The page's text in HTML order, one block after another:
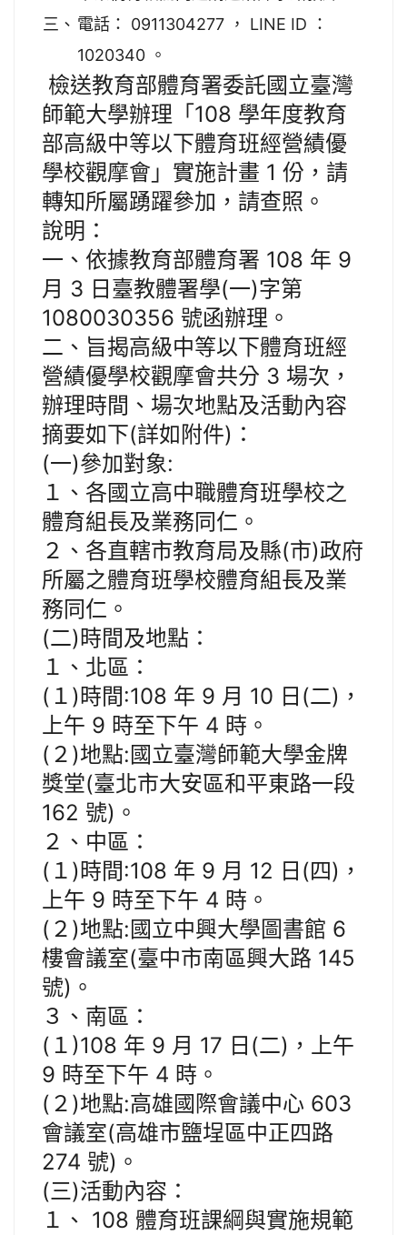
三、 電話： 0911304277 ， LINE ID ：
1020340 。
檢送教育部體育署委託國立臺灣
師範大學辦理「108 學年度教育
部高級中等以下體育班經營績優
學校觀摩會」實施計畫 1 份，請
轉知所屬踴躍參加，請查照。
說明：
一、依據教育部體育署 108 年 9
月 3 日臺教體署學(一)字第
1080030356 號函辦理。
二、旨揭高級中等以下體育班經
營績優學校觀摩會共分 3 場次，
辦理時間、場次地點及活動內容
摘要如下(詳如附件)：
(一)參加對象:
１、各國立高中職體育班學校之
體育組長及業務同仁。
２、各直轄市教育局及縣(市)政府
所屬之體育班學校體育組長及業
務同仁。
(二)時間及地點：
１、北區：
(１)時間:108 年 9 月 10 日(二)，
上午 9 時至下午 4 時。
(２)地點:國立臺灣師範大學金牌
獎堂(臺北市大安區和平東路一段
162 號)。
２、中區：
(１)時間:108 年 9 月 12 日(四)，
上午 9 時至下午 4 時。
(２)地點:國立中興大學圖書館 6
樓會議室(臺中市南區興大路 145
號)。
３、南區：
(１)108 年 9 月 17 日(二)，上午
9 時至下午 4 時。
(２)地點:高雄國際會議中心 603
會議室(高雄市鹽埕區中正四路
274 號)。
(三)活動內容：
１、 108 體育班課綱與實施規範